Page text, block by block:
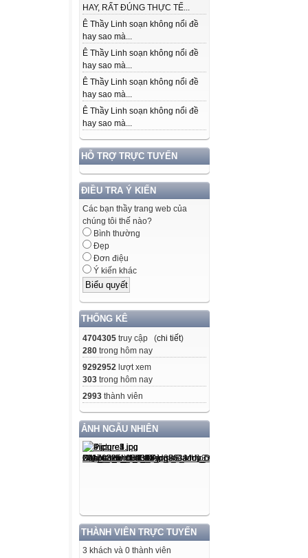
HAY, RẤT ĐÚNG THỰC TẾ...
Ê Thầy Linh soạn không nổi đề
hay sao mà...
Ê Thầy Linh soạn không nổi đề
hay sao mà...
Ê Thầy Linh soạn không nổi đề
hay sao mà...
Ê Thầy Linh soạn không nổi đề
hay sao mà...
HỖ TRỢ TRỰC TUYẾN
ĐIỀU TRA Ý KIẾN
Các bạn thầy trang web của
chúng tôi thế nào?
Bình thường
Đẹp
Đơn điệu
Ý kiến khác
THỐNG KÊ
4704305 truy cập (chi tiết)
280 trong hôm nay
9292952 lượt xem
303 trong hôm nay
2993 thành viên
ẢNH NGẪU NHIÊN
THÀNH VIÊN TRỰC TUYẾN
3 khách và 0 thành viên